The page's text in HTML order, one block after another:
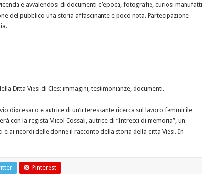
e avvalendosi di documenti d’epoca, fotografie, curiosi manufatti
del pubblico una storia affascinante e poco nota. Partecipazione
Ditta Viesi di Cles: immagini, testimonianze, documenti.
diocesano e autrice di un’interessante ricerca sul lavoro femminile
con la regista Micol Cossali, autrice di “Intrecci di memoria”, un
e ai ricordi delle donne il racconto della storia della ditta Viesi. In
Pinterest